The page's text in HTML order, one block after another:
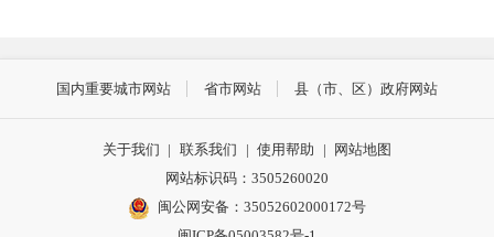
国内重要城市网站 省市网站 县（市、区）政府网站
关于我们 | 联系我们 | 使用帮助 |
网站地图
网站标识码：3505260020
闽公网安备：35052602000172号